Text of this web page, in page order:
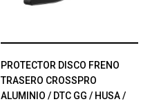
PROTECTOR DISCO FRENO
TRASERO CROSSPRO
ALUMINIO / DTC GG / HUSA /